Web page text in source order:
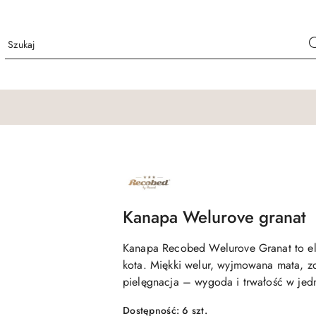
NAZWA
PRODUCENTA:
Kanapa Welurove granat
Kanapa Recobed Welurove Granat to
kota. Miękki welur, wyjmowana mata,
pielęgnacja – wygoda i trwałość w
Dostępność:6 szt.